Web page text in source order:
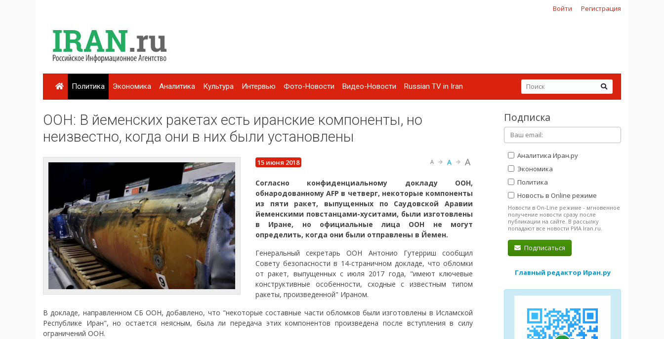
Войти Регистрация
Политика Экономика Аналитика Культура Интервью Фото-Новости Видео-Новости Russian TV in Iran
ООН: В йеменских ракетах есть иранские компоненты, но
неизвестно, когда они в них были установлены
15 июня 2018 A A A
Согласно конфиденциальному докладу ООН,
обнародованному AFP в четверг, некоторые компоненты
из пяти ракет, выпущенных по Саудовской Аравии
йеменскими повстанцами-хуситами, были изготовлены
в Иране, но официальные лица ООН не могут
определить, когда они были отправлены в Йемен.
Генеральный секретарь ООН Антонио Гутерриш сообщил
Совету безопасности в 14-страничном докладе, что обломки
от ракет, выпущенных с июля 2017 года, "имеют ключевые
конструктивные особенности, сходные с известным типом
ракеты, произведенной" Ираном.
В докладе, направленном СБ ООН, добавлено, что "некоторые составные части обломков были изготовлены в Исламской
Республике Иран", но остается неясным, была ли передача этих компонентов произведена после вступления в силу
ограничений ООН.
Подписка
Аналитика Иран.ру
Экономика
Политика
Новость в Online режиме
Новости в On-Line режиме - мгновенное
получение новости сразу после
публикации на сайте. В рассылку
попадают все новости РИА Iran.ru.
Подписаться
Главный редактор Иран.ру